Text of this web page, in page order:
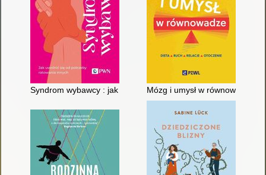
Syndrom wybawcy : jak uwolnić się od potrzeby ratowania
Mózg i umysł w równowadze :